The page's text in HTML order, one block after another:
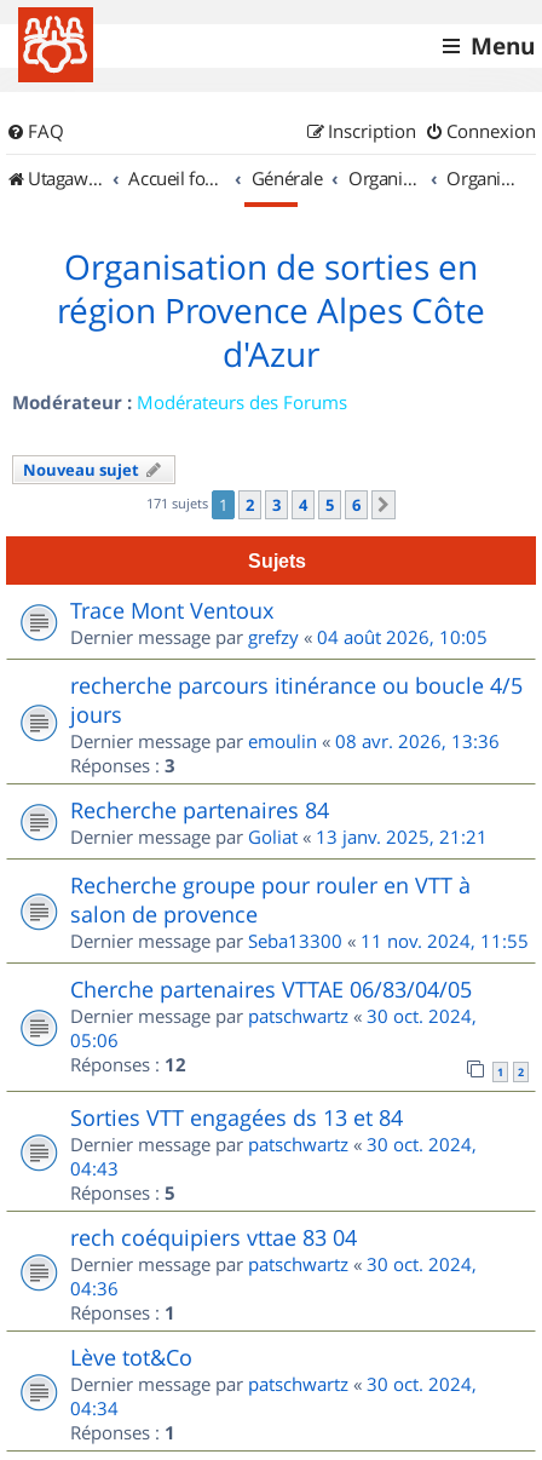
Menu
FAQ Connexion
Inscription
UtagawaVTT (Randos VTT et VTTAE avec traces GPS)
Accueil forum Générale Organisation de sorties & Recherche de partenaires Organisation de sorties en région Provence Alpes Côte d'Azur
Organisation de sorties en
région Provence Alpes Côte
d'Azur
Modérateur : Modérateurs des Forums
Nouveau sujet
171 sujets 1 2 3 4 5 6
Sujets
Trace Mont Ventoux
Dernier message par grefzy « 04 août 2026, 10:05
recherche parcours itinérance ou boucle 4/5
jours
Dernier message par emoulin « 08 avr. 2026, 13:36
Réponses : 3
Recherche partenaires 84
Dernier message par Goliat « 13 janv. 2025, 21:21
Recherche groupe pour rouler en VTT à
salon de provence
Dernier message par Seba13300 « 11 nov. 2024, 11:55
Cherche partenaires VTTAE 06/83/04/05
Dernier message par patschwartz « 30 oct. 2024,
05:06
Réponses : 12 1 2
Sorties VTT engagées ds 13 et 84
Dernier message par patschwartz « 30 oct. 2024,
04:43
Réponses : 5
rech coéquipiers vttae 83 04
Dernier message par patschwartz « 30 oct. 2024,
04:36
Réponses : 1
Lève tot&Co
Dernier message par patschwartz « 30 oct. 2024,
04:34
Réponses : 1